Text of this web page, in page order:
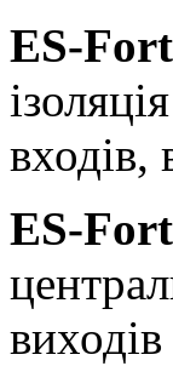
ES-
входів,
ES-